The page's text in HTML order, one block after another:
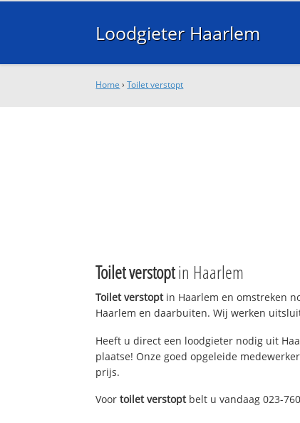
Loodgieter Haarlem
Home ›Toilet verstopt
Toilet verstoptin Haarlem
Toilet verstoptin Haarlem en omstreken
Haarlem en daarbuiten. Wij werken
Heeft u direct een loodgieter nodig uit
plaatse! Onze goed opgeleide
prijs.
Voortoilet verstoptbelt u vandaag 023-